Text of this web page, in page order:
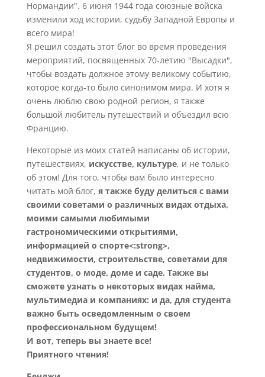
Нормандии". 6 июня 1944 года союзные войска
изменили ход истории, судьбу Западной Европы и
всего мира!
Я решил создать этот блог во время проведения
мероприятий, посвященных 70-летию "Высадки",
чтобы воздать должное этому великому событию,
которое когда-то было синонимом мира. И хотя я
очень люблю свою родной регион, я также
большой любитель путешествий и объездил всю
Францию.
Некоторые из моих статей написаны об истории,
путешествиях, искусстве, культуре, и не только
об этом! Для того, чтобы вам было интересно
читать мой блог, я также буду делиться с вами
своими советами о различных видах отдыха,
моими самыми любимыми
гастрономическими открытиями,
информацией о спорте<:strong>,
недвижимости, строительстве, советами для
студентов, о моде, доме и саде. Также вы
сможете узнать о некоторых видах найма,
мультимедиа и компаниях: и да, для студента
важно быть осведомленным о своем
профессиональном будущем!
И вот, теперь вы знаете все!
Приятного чтения!